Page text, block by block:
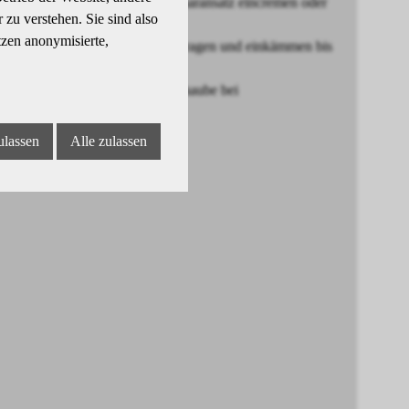
handtuchtrockene Haar auftragen und einkämmen bis
einer luftdichten Plastikhaube bei
verstehen. Sie sind also
anonymisierte,
Alle zulassen